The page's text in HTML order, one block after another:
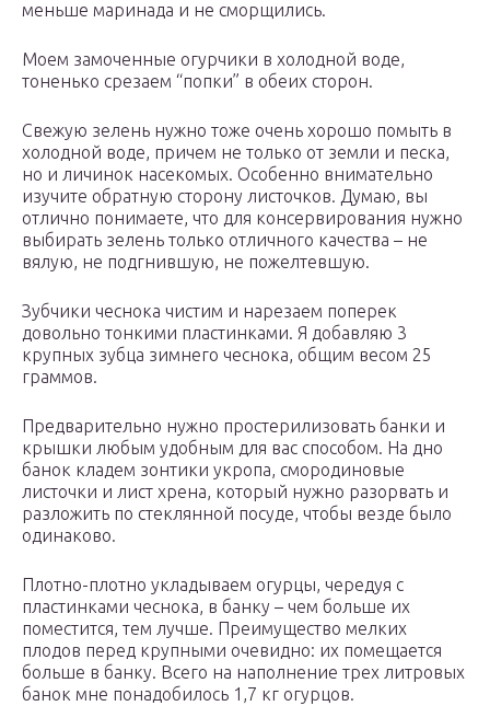
меньше маринада и не сморщились.
Моем замоченные огурчики в холодной воде,
тоненько срезаем “попки” в обеих сторон.
Свежую зелень нужно тоже очень хорошо помыть в
холодной воде, причем не только от земли и песка,
но и личинок насекомых. Особенно внимательно
изучите обратную сторону листочков. Думаю, вы
отлично понимаете, что для консервирования нужно
выбирать зелень только отличного качества – не
вялую, не подгнившую, не пожелтевшую.
Зубчики чеснока чистим и нарезаем поперек
довольно тонкими пластинками. Я добавляю 3
крупных зубца зимнего чеснока, общим весом 25
граммов.
Предварительно нужно простерилизовать банки и
крышки любым удобным для вас способом. На дно
банок кладем зонтики укропа, смородиновые
листочки и лист хрена, который нужно разорвать и
разложить по стеклянной посуде, чтобы везде было
одинаково.
Плотно-плотно укладываем огурцы, чередуя с
пластинками чеснока, в банку – чем больше их
поместится, тем лучше. Преимущество мелких
плодов перед крупными очевидно: их помещается
больше в банку. Всего на наполнение трех литровых
банок мне понадобилось 1,7 кг огурцов.